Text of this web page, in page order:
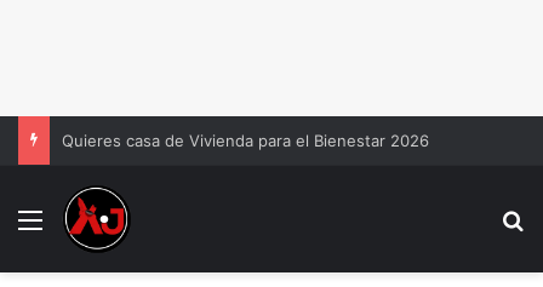
Quieres casa de Vivienda para el Bienestar 2026
Menu